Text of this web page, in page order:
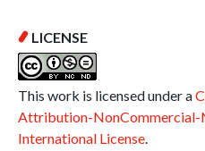
LICENSE
This work is licensed under a
Attribution-NonCommercial-
International License.